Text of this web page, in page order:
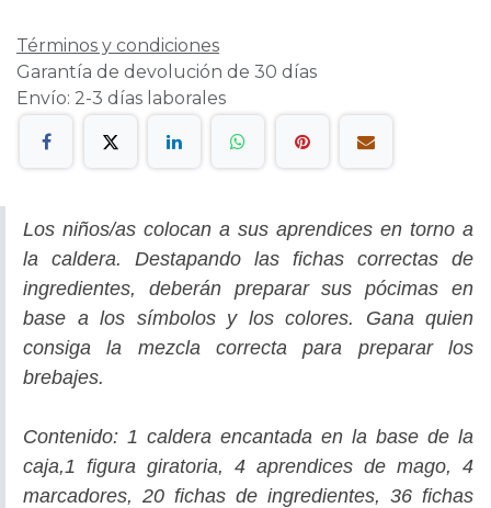
Términos y condiciones
Garantía de devolución de 30 días
Envío: 2-3 días laborales
Los niños/as colocan a sus aprendices en torno a
la caldera. Destapando las fichas correctas de
ingredientes, deberán preparar sus pócimas en
base a los símbolos y los colores. Gana quien
consiga la mezcla correcta para preparar los
brebajes.
Contenido: 1 caldera encantada en la base de la
caja,1 figura giratoria, 4 aprendices de mago, 4
marcadores, 20 fichas de ingredientes, 36 fichas